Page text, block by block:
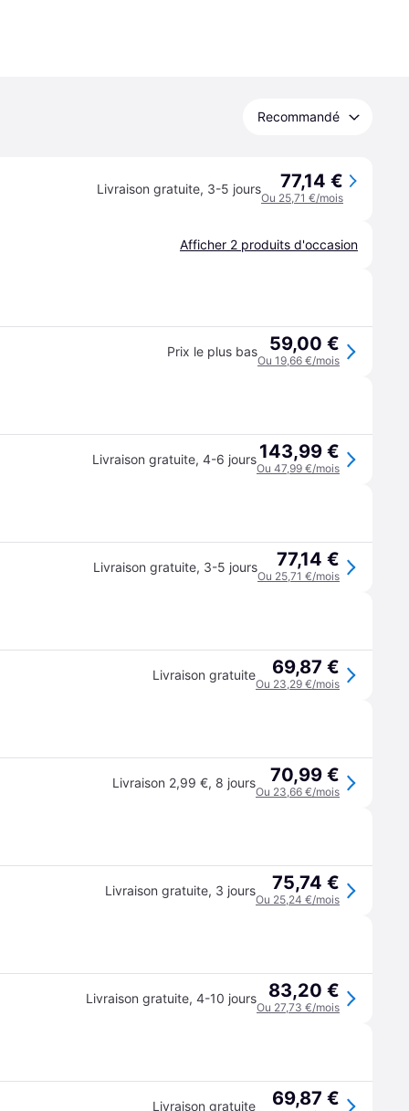
Recommandé
Livraison gratuite, 3-5 jours 77,14 €
Ou 25,71 €/mois
Afficher 2 produits d'occasion
Prix le plus bas 59,00 €
Ou 19,66 €/mois
Livraison gratuite, 4-6 jours 143,99 €
Ou 47,99 €/mois
Livraison gratuite, 3-5 jours 77,14 €
Ou 25,71 €/mois
Livraison gratuite 69,87 €
Ou 23,29 €/mois
Livraison 2,99 €, 8 jours 70,99 €
Ou 23,66 €/mois
Livraison gratuite, 3 jours 75,74 €
Ou 25,24 €/mois
Livraison gratuite, 4-10 jours 83,20 €
Ou 27,73 €/mois
Livraison gratuite 69,87 €